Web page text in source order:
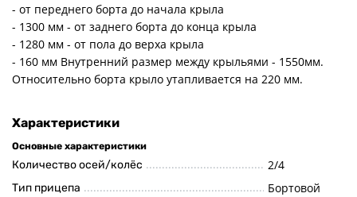
- от переднего борта до начала крыла
- 1300 мм - от заднего борта до конца крыла
- 1280 мм - от пола до верха крыла
- 160 мм Внутренний размер между крыльями - 1550мм.
Относительно борта крыло утапливается на 220 мм.
Характеристики
Основные характеристики
Количество осей/колёс 2/4
Тип прицепа Бортовой